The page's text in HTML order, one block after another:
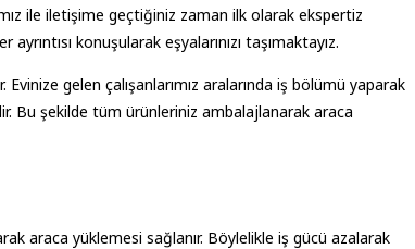
ile iletişime geçtiğiniz zaman ilk olarak ekspertiz
konuşularak eşyalarınızı taşımaktayız.
gelen çalışanlarımız aralarında iş bölümü yaparak
Bu şekilde tüm ürünleriniz ambalajlanarak araca
araca yüklemesi sağlanır. Böylelikle iş gücü azalarak